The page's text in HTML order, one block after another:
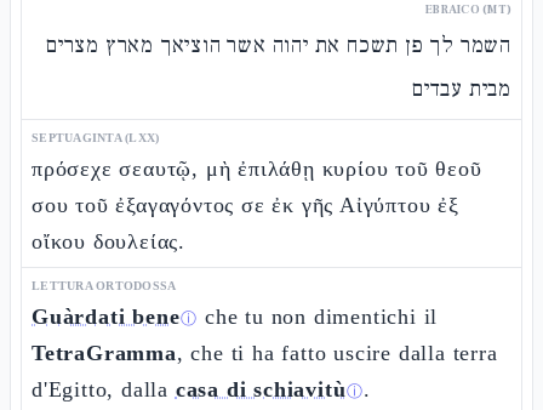
EBRAICO (MT)
השמר לך פן תשכח את יהוה אשר הוציאך מארץ מצרים
מבית עבדים
SEPTUAGINTA (LXX)
πρόσεχε σεαυτῷ, μὴ ἐπιλάθῃ κυρίου τοῦ θεοῦ
σου τοῦ ἐξαγαγόντος σε ἐκ γῆς Αἰγύπτου ἐξ
οἴκου δουλείας.
LETTURA ORTODOSSA
Guàrdati beneⓘ che tu non dimentichi il
TetraGramma, che ti ha fatto uscire dalla terra
d'Egitto, dalla casa di schiavitùⓘ.